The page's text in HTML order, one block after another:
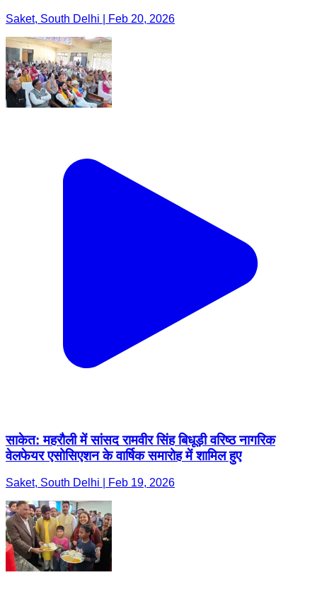
Saket, South Delhi | Feb 20, 2026
साकेत: महरौली में सांसद रामवीर सिंह बिधूड़ी वरिष्ठ नागरिक
वेलफेयर एसोसिएशन के वार्षिक समारोह में शामिल हुए
Saket, South Delhi | Feb 19, 2026